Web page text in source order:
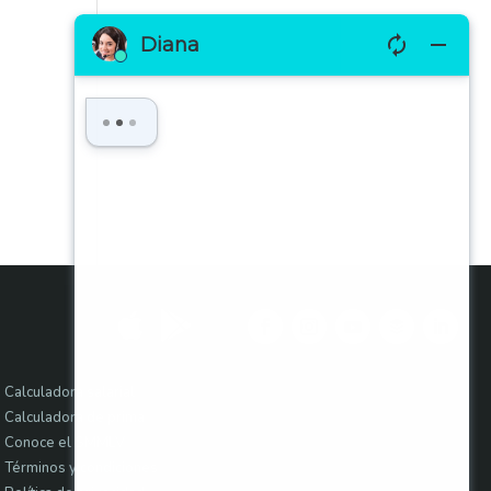
Calculadora salarial
Calculadora de prima
Conoce el SMMLV
Términos y condiciones